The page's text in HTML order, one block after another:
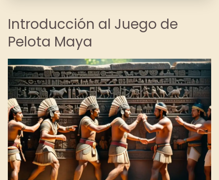
Introducción al Juego de
Pelota Maya